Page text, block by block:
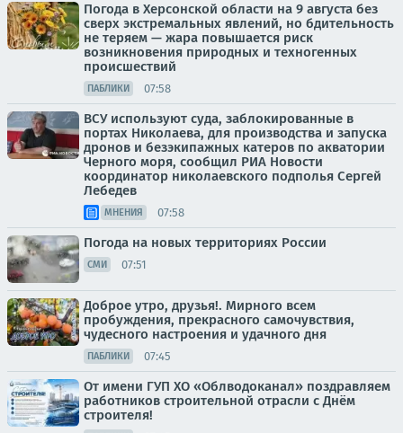
Погода в Херсонской области на 9 августа без
сверх экстремальных явлений, но бдительность
не теряем — жара повышается риск
возникновения природных и техногенных
происшествий
ПАБЛИКИ 07:58
ВСУ используют суда, заблокированные в
портах Николаева, для производства и запуска
дронов и безэкипажных катеров по акватории
Черного моря, сообщил РИА Новости
координатор николаевского подполья Сергей
Лебедев
МНЕНИЯ 07:58
Погода на новых территориях России
СМИ 07:51
Доброе утро, друзья!. Мирного всем
пробуждения, прекрасного самочувствия,
чудесного настроения и удачного дня
ПАБЛИКИ 07:45
От имени ГУП ХО «Облводоканал» поздравляем
работников строительной отрасли с Днём
строителя!